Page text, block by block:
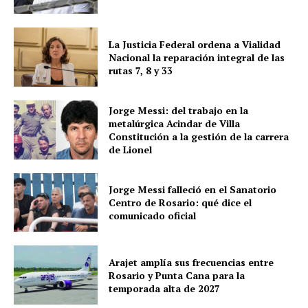
La Justicia Federal ordena a Vialidad
Nacional la reparación integral de las
rutas 7, 8 y 33
Jorge Messi: del trabajo en la
metalúrgica Acindar de Villa
Constitución a la gestión de la carrera
de Lionel
Jorge Messi falleció en el Sanatorio
Centro de Rosario: qué dice el
comunicado oficial
Arajet amplía sus frecuencias entre
Rosario y Punta Cana para la
temporada alta de 2027